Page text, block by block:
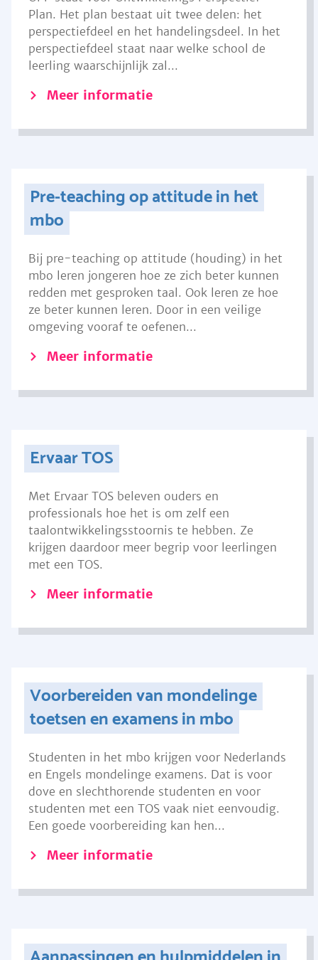
Plan. Het plan bestaat uit twee delen: het
perspectiefdeel en het handelingsdeel. In het
perspectiefdeel staat naar welke school de
leerling waarschijnlijk zal...
Meer informatie
Pre-teaching op attitude in het
mbo
Bij pre-teaching op attitude (houding) in het
mbo leren jongeren hoe ze zich beter kunnen
redden met gesproken taal. Ook leren ze hoe
ze beter kunnen leren. Door in een veilige
omgeving vooraf te oefenen...
Meer informatie
Ervaar TOS
Met Ervaar TOS beleven ouders en
professionals hoe het is om zelf een
taalontwikkelingsstoornis te hebben. Ze
krijgen daardoor meer begrip voor leerlingen
met een TOS.
Meer informatie
Voorbereiden van mondelinge
toetsen en examens in mbo
Studenten in het mbo krijgen voor Nederlands
en Engels mondelinge examens. Dat is voor
dove en slechthorende studenten en voor
studenten met een TOS vaak niet eenvoudig.
Een goede voorbereiding kan hen...
Meer informatie